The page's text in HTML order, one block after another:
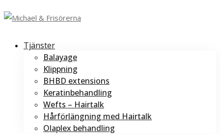
Tjänster
Balayage
Klippning
BHBD extensions
Keratinbehandling
Wefts – Hairtalk
Hårförlängning med Hairtalk
Olaplex behandling